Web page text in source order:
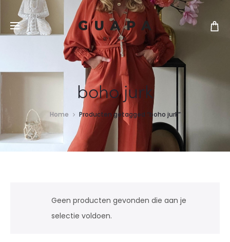
boho jurk
Home Producten getagged “boho jurk”
Geen producten gevonden die aan je
selectie voldoen.